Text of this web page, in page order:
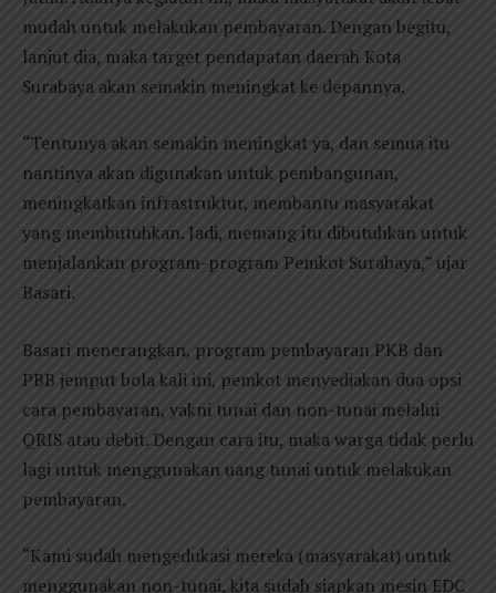
mudah untuk melakukan pembayaran. Dengan begitu,
lanjut dia, maka target pendapatan daerah Kota
Surabaya akan semakin meningkat ke depannya.
“Tentunya akan semakin meningkat ya, dan semua itu
nantinya akan digunakan untuk pembangunan,
meningkatkan infrastruktur, membantu masyarakat
yang membutuhkan. Jadi, memang itu dibutuhkan untuk
menjalankan program-program Pemkot Surabaya,” ujar
Basari.
Basari menerangkan, program pembayaran PKB dan
PBB jemput bola kali ini, pemkot menyediakan dua opsi
cara pembayaran, yakni tunai dan non-tunai melalui
QRIS atau debit. Dengan cara itu, maka warga tidak perlu
lagi untuk menggunakan uang tunai untuk melakukan
pembayaran.
“Kami sudah mengedukasi mereka (masyarakat) untuk
menggunakan non-tunai, kita sudah siapkan mesin EDC